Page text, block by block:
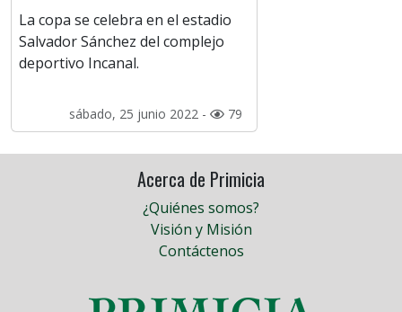
La copa se celebra en el estadio
Salvador Sánchez del complejo
deportivo Incanal.
sábado, 25 junio 2022 - 79
Acerca de Primicia
¿Quiénes somos?
Visión y Misión
Contáctenos